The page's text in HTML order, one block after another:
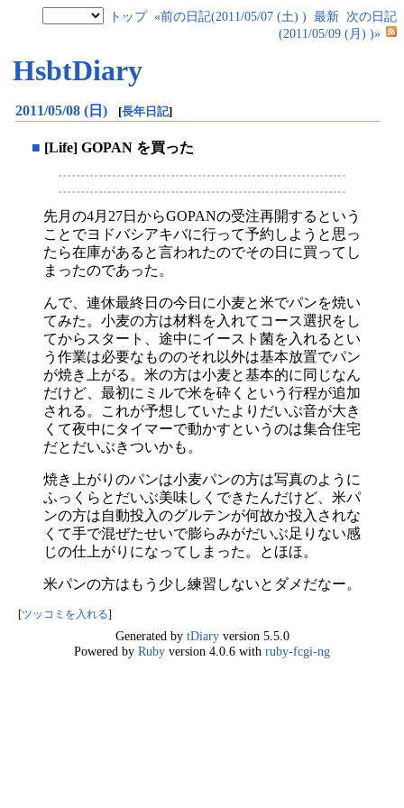
トップ «前の日記(2011/05/07 (土) ) 最新 次の日記
(2011/05/09 (月) )»
HsbtDiary
2011/05/08 (日) [長年日記]
■ [Life] GOPAN を買った
先月の4月27日からGOPANの受注再開するという
ことでヨドバシアキバに行って予約しようと思っ
たら在庫があると言われたのでその日に買ってし
まったのであった。
んで、連休最終日の今日に小麦と米でパンを焼い
てみた。小麦の方は材料を入れてコース選択をし
てからスタート、途中にイースト菌を入れるとい
う作業は必要なもののそれ以外は基本放置でパン
が焼き上がる。米の方は小麦と基本的に同じなん
だけど、最初にミルで米を砕くという行程が追加
される。これが予想していたよりだいぶ音が大き
くて夜中にタイマーで動かすというのは集合住宅
だとだいぶきついかも。
焼き上がりのパンは小麦パンの方は写真のように
ふっくらとだいぶ美味しくできたんだけど、米パ
ンの方は自動投入のグルテンが何故か投入されな
くて手で混ぜたせいで膨らみがだいぶ足りない感
じの仕上がりになってしまった。とほほ。
米パンの方はもう少し練習しないとダメだなー。
[ツッコミを入れる]
Generated by tDiaryversion 5.5.0
Powered by Ruby version 4.0.6 with ruby-fcgi-ng